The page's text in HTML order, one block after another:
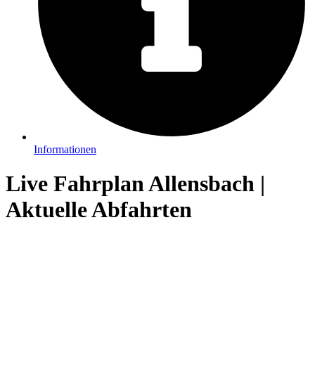
Informationen
Live Fahrplan Allensbach |
Aktuelle Abfahrten